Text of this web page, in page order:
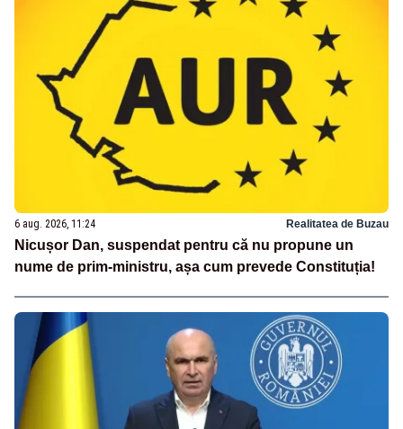
6 aug. 2026, 11:24 Realitatea de Buzau
Nicușor Dan, suspendat pentru că nu propune un
nume de prim-ministru, așa cum prevede Constituția!